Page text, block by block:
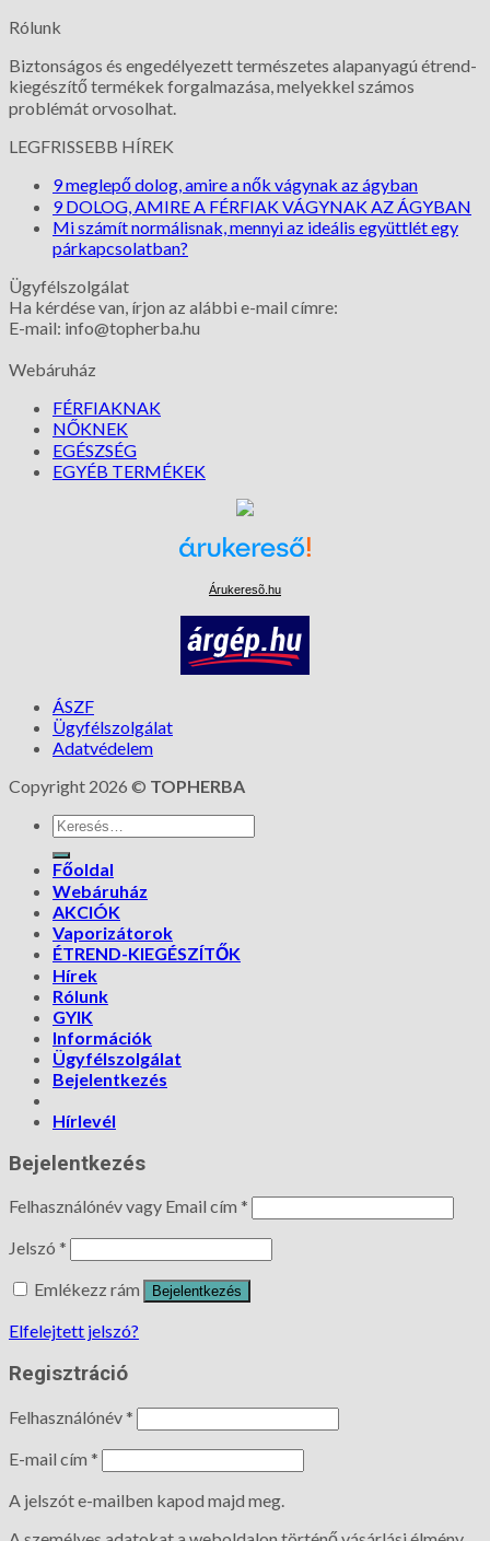
Rólunk
Biztonságos és engedélyezett természetes alapanyagú étrend-
kiegészítő termékek forgalmazása, melyekkel számos
problémát orvosolhat.
LEGFRISSEBB HÍREK
9 meglepő dolog, amire a nők vágynak az ágyban
9 DOLOG, AMIRE A FÉRFIAK VÁGYNAK AZ ÁGYBAN
Mi számít normálisnak, mennyi az ideális együttlét egy
párkapcsolatban?
Ügyfélszolgálat
Ha kérdése van, írjon az alábbi e-mail címre:
E-mail: info@topherba.hu
Webáruház
FÉRFIAKNAK
NŐKNEK
EGÉSZSÉG
EGYÉB TERMÉKEK
Árukeresõ.hu
ÁSZF
Ügyfélszolgálat
Adatvédelem
Copyright 2026 © TOPHERBA
Főoldal
Webáruház
AKCIÓK
Vaporizátorok
ÉTREND-KIEGÉSZÍTŐK
Hírek
Rólunk
GYIK
Információk
Ügyfélszolgálat
Bejelentkezés
Hírlevél
Bejelentkezés
Felhasználónév vagy Email cím *
Jelszó *
Emlékezz rám
Bejelentkezés
Elfelejtett jelszó?
Regisztráció
Felhasználónév*
E-mail cím *
A jelszót e-mailben kapod majd meg.